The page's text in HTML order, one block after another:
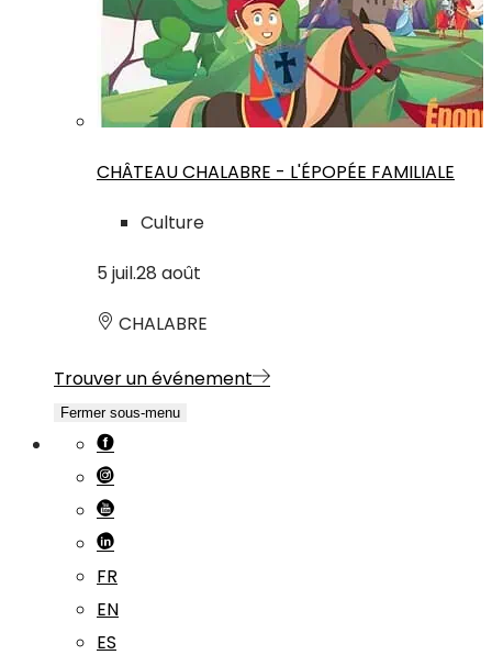
CHÂTEAU CHALABRE - L'ÉPOPÉE FAMILIALE
Culture
5 juil.28 août
CHALABRE
Trouver un événement
Fermer sous-menu
FR
EN
ES